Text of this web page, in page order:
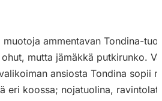
ammentavan Tondina-
mutta jämäkkä putkirunko.
ansiosta Tondina sopii
eri koossa; nojatuolina,